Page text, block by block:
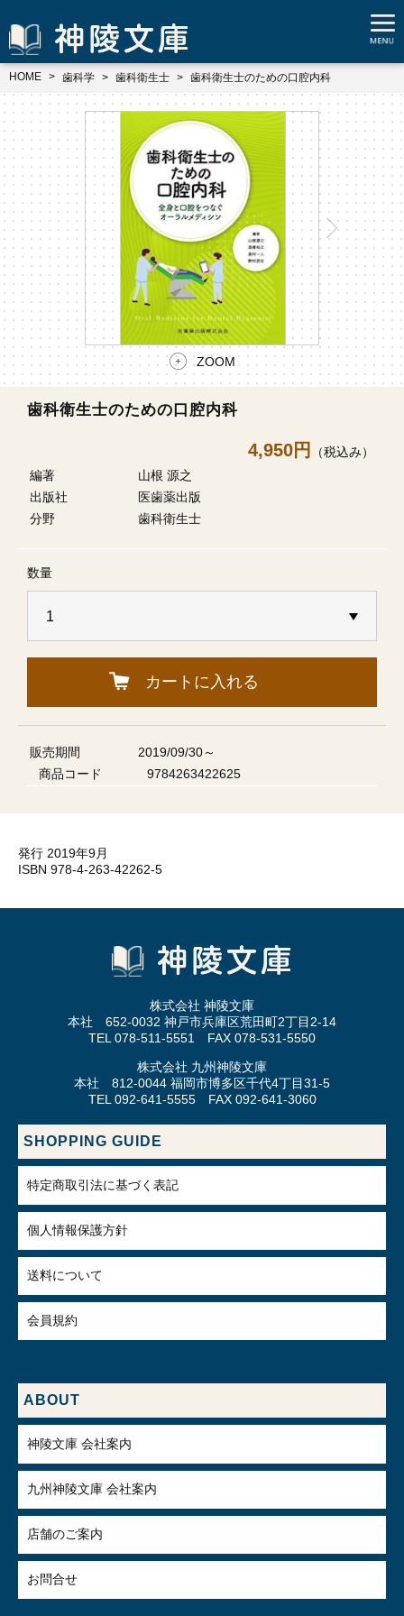
HOME 歯科学 歯科衛生士 歯科衛生士のための口腔内科
ZOOM
歯科衛生士のための口腔内科
4,950円
（税込み）
編著
山根 源之
出版社
医歯薬出版
分野
歯科衛生士
数量
カートに入れる
販売期間
2019/09/30～
商品コード
9784263422625
発行 2019年9月
ISBN 978-4-263-42262-5
株式会社 神陵文庫
本社 652-0032 神戸市兵庫区荒田町2丁目2-14
TEL 078-511-5551 FAX 078-531-5550
株式会社 九州神陵文庫
本社 812-0044 福岡市博多区千代4丁目31-5
TEL 092-641-5555 FAX 092-641-3060
SHOPPING GUIDE
特定商取引法に基づく表記
個人情報保護方針
送料について
会員規約
ABOUT
神陵文庫 会社案内
九州神陵文庫 会社案内
店舗のご案内
お問合せ